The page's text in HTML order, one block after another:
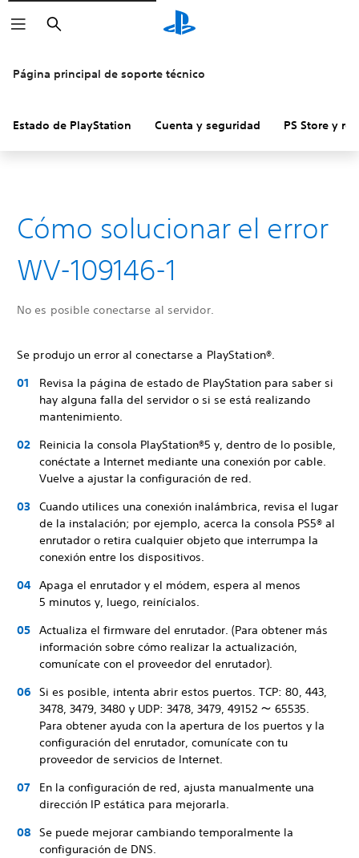
Buscar
Página principal de soporte técnico
Estado de PlayStation Cuenta y seguridad PS Store y
Cómo solucionar el error
WV-109146-1
No es posible conectarse al servidor.
Se produjo un error al conectarse a PlayStation®.
Revisa la página de estado de PlayStation para saber si
hay alguna falla del servidor o si se está realizando
mantenimiento.
Reinicia la consola PlayStation®5 y, dentro de lo posible,
conéctate a Internet mediante una conexión por cable.
Vuelve a ajustar la configuración de red.
Cuando utilices una conexión inalámbrica, revisa el lugar
de la instalación; por ejemplo, acerca la consola PS5® al
enrutador o retira cualquier objeto que interrumpa la
conexión entre los dispositivos.
Apaga el enrutador y el módem, espera al menos
5 minutos y, luego, reinícialos.
Actualiza el firmware del enrutador. (Para obtener más
información sobre cómo realizar la actualización,
comunícate con el proveedor del enrutador).
Si es posible, intenta abrir estos puertos. TCP: 80, 443,
3478, 3479, 3480 y UDP: 3478, 3479, 49152 ～ 65535.
Para obtener ayuda con la apertura de los puertos y la
configuración del enrutador, comunícate con tu
proveedor de servicios de Internet.
En la configuración de red, ajusta manualmente una
dirección IP estática para mejorarla.
Se puede mejorar cambiando temporalmente la
configuración de DNS.